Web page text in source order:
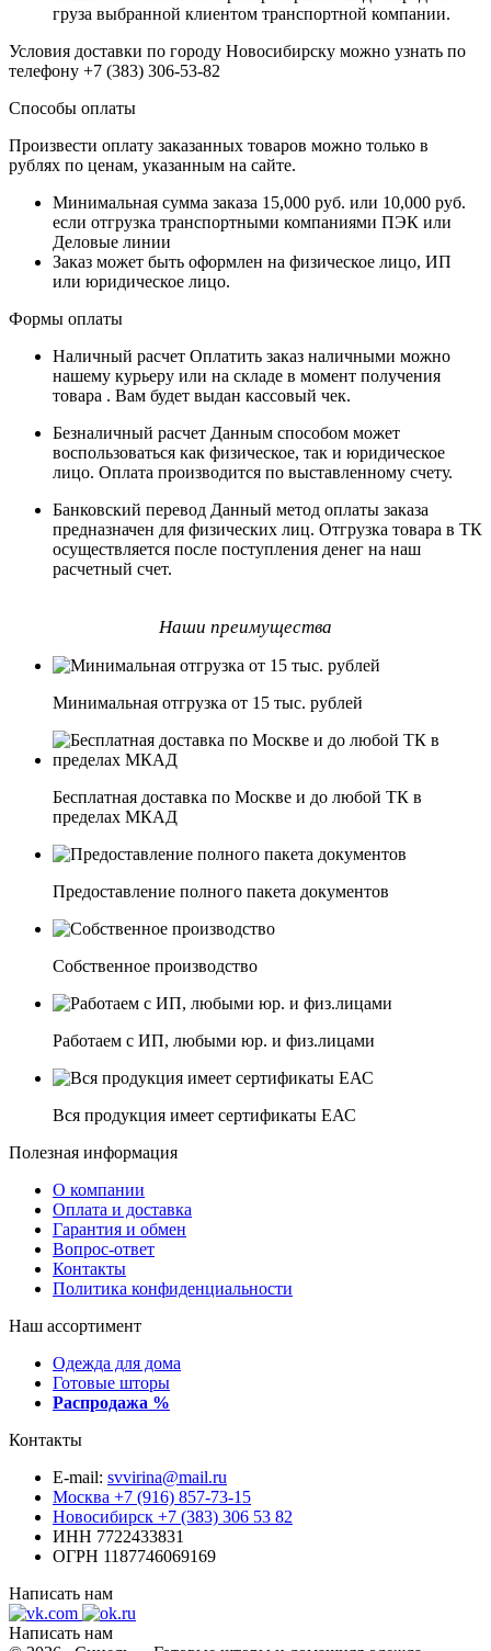
груза выбранной клиентом транспортной компании.
Условия доставки по городу Новосибирску можно узнать по
телефону +7 (383) 306-53-82
Способы оплаты
Произвести оплату заказанных товаров можно только в
рублях по ценам, указанным на сайте.
Минимальная сумма заказа 15,000 руб. или 10,000 руб.
если отгрузка транспортными компаниями ПЭК или
Деловые линии
Заказ может быть оформлен на физическое лицо, ИП
или юридическое лицо.
Формы оплаты
Наличный расчет Оплатить заказ наличными можно
нашему курьеру или на складе в момент получения
товара . Вам будет выдан кассовый чек.
Безналичный расчет Данным способом может
воспользоваться как физическое, так и юридическое
лицо. Оплата производится по выставленному счету.
Банковский перевод Данный метод оплаты заказа
предназначен для физических лиц. Отгрузка товара в ТК
осуществляется после поступления денег на наш
расчетный счет.
Наши преимущества
Минимальная отгрузка от 15 тыс. рублей
Бесплатная доставка по Москве и до любой ТК в
пределах МКАД
Предоставление полного пакета документов
Собственное производство
Работаем с ИП, любыми юр. и физ.лицами
Вся продукция имеет сертификаты ЕАС
Полезная информация
О компании
Оплата и доставка
Гарантия и обмен
Вопрос-ответ
Контакты
Политика конфиденциальности
Наш ассортимент
Одежда для дома
Готовые шторы
Распродажа %
Контакты
E-mail: svvirina@mail.ru
Москва +7 (916) 857-73-15
Новосибирск +7 (383) 306 53 82
ИНН 7722433831
ОГРН 1187746069169
Написать нам
Написать нам